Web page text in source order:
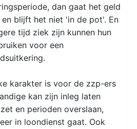
dan gaat het geld
blijft het niet 'in de pot'. En
tijd ziek zijn kunnen hun
voor een
karakter is voor de zzp-ers
kan zijn inleg laten
en perioden overslaan,
in loondienst gaat. Ook